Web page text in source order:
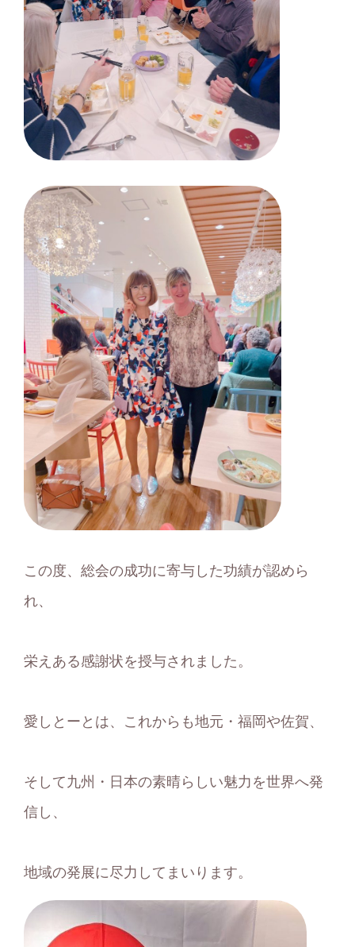
この度、総会の成功に寄与した功績が認めら
れ、
栄えある感謝状を授与されました。
愛しとーとは、これからも地元・福岡や佐賀、
そして九州・日本の素晴らしい魅力を世界へ発
信し、
地域の発展に尽力してまいります。